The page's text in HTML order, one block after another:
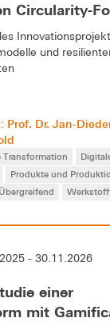
Circularity-
und
Prof. Dr. Jan-
Transformation
Produkte und
Übergreifend
- 30.11.2026
einer
mit